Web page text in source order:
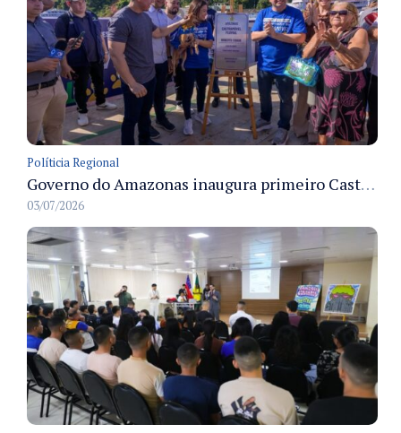
Políticia Regional
Governo do Amazonas inaugura primeiro Castramóvel Fluvial para atendimento veterinário às comunidades ribeirinhas e castração gratuita
03/07/2026